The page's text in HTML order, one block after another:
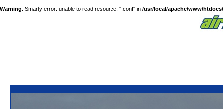
Warning: Smarty error: unable to read resource: ".conf" in /usr/local/apache/www/